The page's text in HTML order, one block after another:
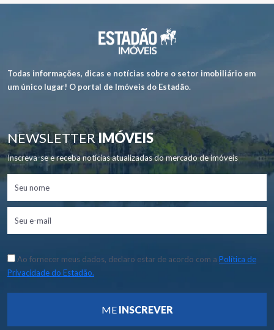
Todas informações, dicas e notícias sobre o setor imobiliário em
um único lugar! O portal de Imóveis do Estadão.
NEWSLETTERIMÓVEIS
Inscreva-se e receba notícias atualizadas do mercado de imóveis
Ao fornecer meus dados, declaro estar de acordo com a Política de
Privacidade do Estadão.
ME INSCREVER